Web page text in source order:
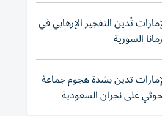
تُدين التفجير الإرهابي في
السورية
تدين بشدة هجوم جماعة
على نجران السعودية